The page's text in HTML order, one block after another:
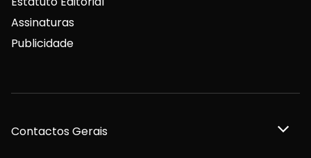
Assinaturas
Publicidade
Contactos Gerais